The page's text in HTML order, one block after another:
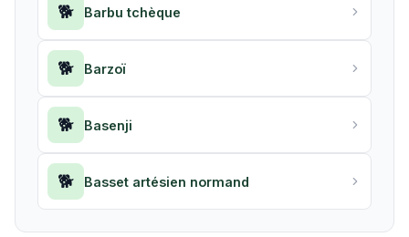
🐕 Barbu tchèque
🐕 Barzoï
🐕 Basenji
🐕 Basset artésien normand